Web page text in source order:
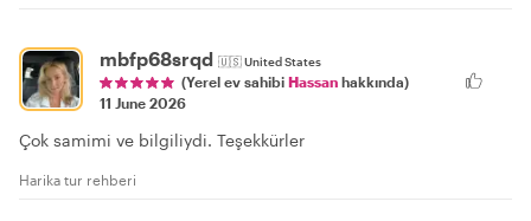
mbfp68srqd 🇺🇸United States
(Yerel ev sahibi Hassan hakkında)
11 June 2026
Çok samimi ve bilgiliydi. Teşekkürler
Harika tur rehberi